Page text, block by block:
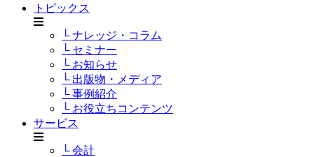
トピックス
└ ナレッジ・コラム
└ セミナー
└ お知らせ
└ 出版物・メディア
└ 事例紹介
└ お役立ちコンテンツ
サービス
└ 会計